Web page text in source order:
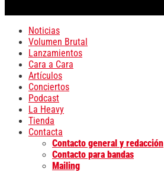
Noticias
Volumen Brutal
Lanzamientos
Cara a Cara
Artículos
Conciertos
Podcast
La Heavy
Tienda
Contacta
Contacto general y redacción
Contacto para bandas
Mailing